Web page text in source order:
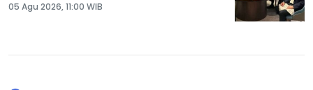
05 Agu 2026, 11:00 WIB